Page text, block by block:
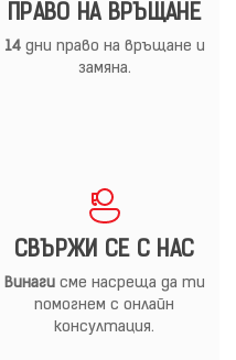
ПРАВО НА ВРЪЩАНЕ
14дни право на връщане и
замяна.
СВЪРЖИ СЕ С НАС
Винагисме насреща да ти
помогнем с онлайн
консултация.